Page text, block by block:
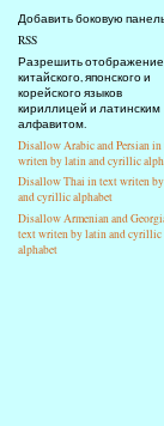
strana
Добавить боковую
RSS
Разрешить отображение
китайского, японского и
корейского языков
кириллицей и латинским
алфавитом.
Disallow Arabic and Persian
writen by latin and cyrillic
Disallow Thai in text writen
and cyrillic alphabet
Disallow Armenian and
text writen by latin and cyrillic
alphabet